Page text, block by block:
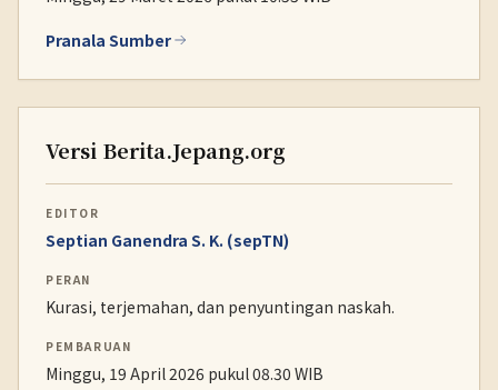
Pranala Sumber
Versi Berita.Jepang.org
EDITOR
Septian Ganendra S. K. (sepTN)
PERAN
Kurasi, terjemahan, dan penyuntingan naskah.
PEMBARUAN
Minggu, 19 April 2026 pukul 08.30 WIB